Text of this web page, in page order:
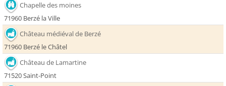
Chapelle des moines
71960 Berzé la Ville
Château médiéval de Berzé
71960 Berzé le Châtel
Château de Lamartine
71520 Saint-Point